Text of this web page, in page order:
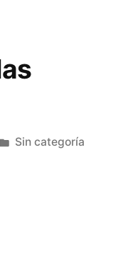
Publicada
Sin categoría